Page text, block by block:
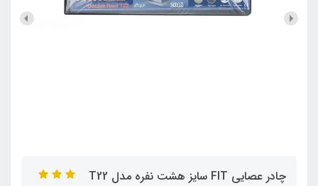
چادر عصایی FIT سایز هشت نفره مدل T22